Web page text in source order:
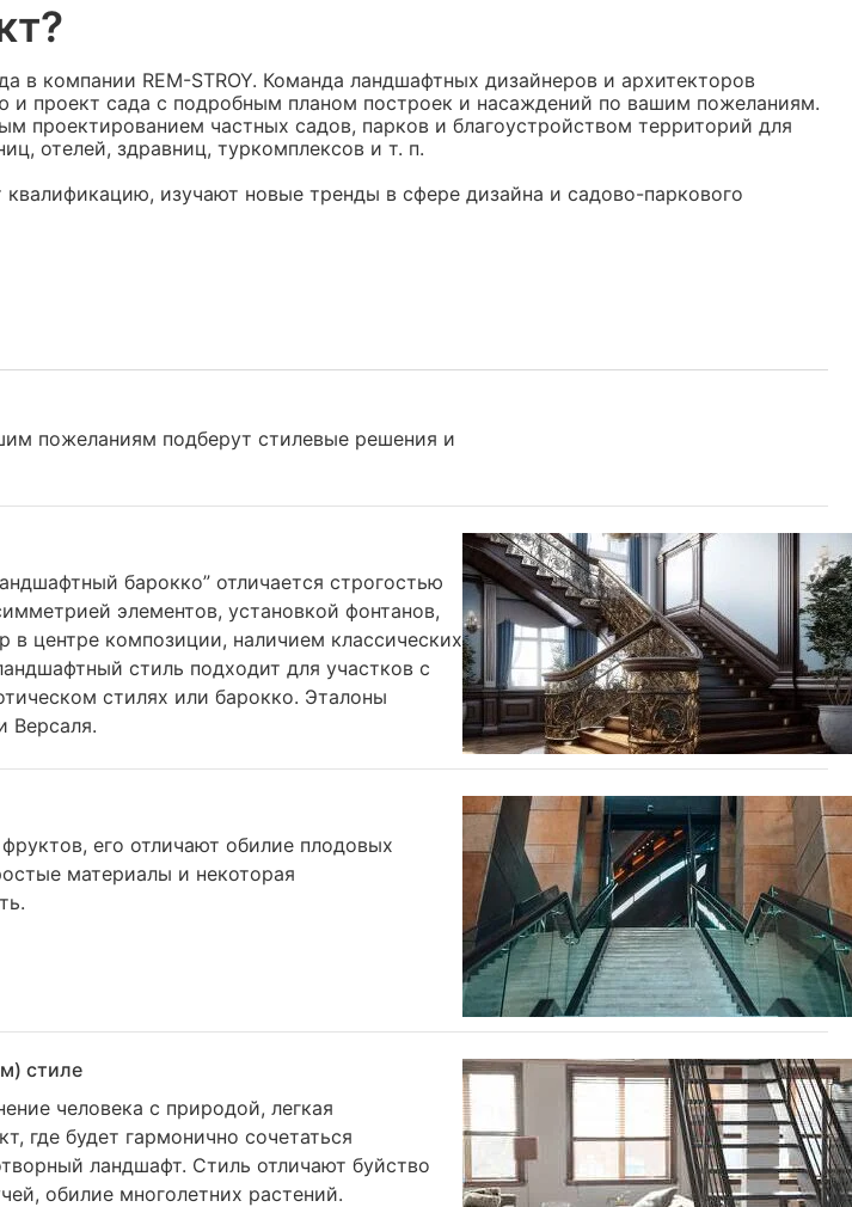
в компании REM-STROY. Команда ландшафтных дизайнеров и архитекторов
и проект сада с подробным планом построек и насаждений по вашим пожеланиям.
проектированием частных садов, парков и благоустройством территорий для
отелей, здравниц, туркомплексов и т. п.
изучают новые тренды в сфере дизайна и садово-паркового
пожеланиям подберут стилевые решения и
барокко” отличается строгостью
элементов, установкой фонтанов,
в центре композиции, наличием классических
стиль подходит для участков с
стилях или барокко. Эталоны
Версаля.
его отличают обилие плодовых
материалы и некоторая
стиле
человека с природой, легкая
где будет гармонично сочетаться
ландшафт. Стиль отличают буйство
обилие многолетних растений.